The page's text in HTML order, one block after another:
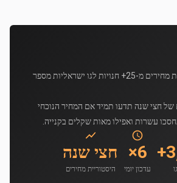
Fliplop סורק אוטומטית מחירים מ-25+ חנויות לגו ישראליות מספר
של חצי שנה תדעו תמיד אם המחיר הנוכחי
עשרות ואפילו מאות שקלים בקנייה.
6×
עדכון יומי
חצי שנה
היסטוריית מחירים